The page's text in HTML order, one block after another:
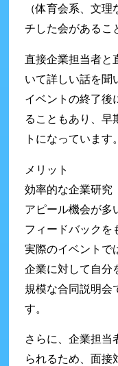
（体育会系、文
チした会があるこ
直接企業担当者と
いて詳しい話を聞
イベントの終了後
ることもあり、早
トになっています。
メリット
効率的な企業研究
アピール機会が多
フィードバックを
実際のイベントで
企業に対して自分
規模な合同説明会
す。
さらに、企業担当
られるため、面接